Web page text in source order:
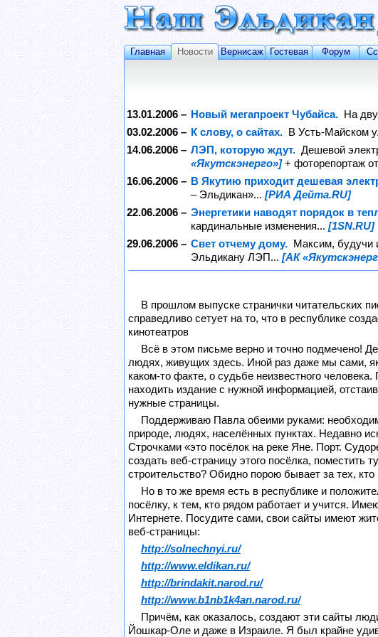
Главная Новости Вернисаж Гостевая Форум
13.01.2006 – Новый мегапроект Чубайса. На
03.02.2006 – К слову, о сайтах. В Усть-Майском
14.06.2006 – ЛЭП, которую ждут. Дешевой
«Якутскэнерго»]+ фоторепортаж
16.06.2006 – В Якутию приходит дешевая
– Эльдикан»... [РИА Дейта.RU]
22.06.2006 – Энергетики наводят порядок в
кардинальные изменения... [1SN.RU]
29.06.2006 – Свет отчему дому.
Максим, будучи
Эльдикану ЛЭП... [АК
В прошлом выпуске странички читательских
справедливо сетует на то, что в республике
кинотеатров
Всё в этом письме верно и точно подмечено!
людях, живущих здесь. Иной раз даже мы сами,
каком-то факте, о судьбе неизвестного
находить издание с нужной информацией,
нужные страницы.
Поддерживаю Павла обеими руками:
природе, людях, населённых пунктах. Недавно
Строчками «это посёлок на реке Яне. Порт.
создать веб-страницу этого посёлка,
строительство? Обидно порою бывает за тех,
Но в то же время есть в республике и
посёлку, к тем, кто рядом работает и учится.
Интернете. Посудите сами, свои сайты имеют
веб-страницы:
http://solnechnyi.ru/
http://www.eldikan.ru/
http://brindakit.narod.ru/
http://www.b1nb1k4an.narod.ru/
Причём, как оказалось, создают эти сайты
Йошкар-Оле и даже в Израиле. Я был крайне